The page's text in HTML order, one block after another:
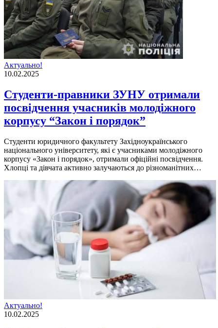
Актуально!
10.02.2025
Студенти-правники ЗУНУ отримали
посвідчення учасників молодіжного
корпусу “Закон і порядок”
Студенти юридичного факультету Західноукраїнського
національного університету, які є учасниками молодіжного
корпусу «Закон і порядок», отримали офіційні посвідчення.
Хлопці та дівчата активно залучаються до різноманітних…
Актуально!
10.02.2025